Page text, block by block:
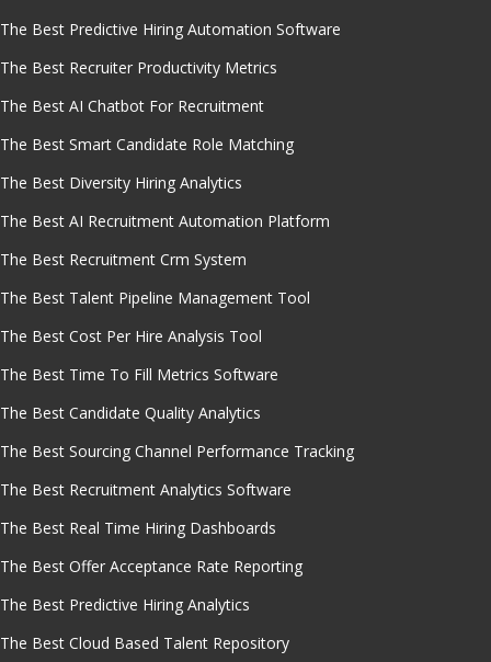
The Best Predictive Hiring Automation Software
The Best Recruiter Productivity Metrics
The Best AI Chatbot For Recruitment
The Best Smart Candidate Role Matching
The Best Diversity Hiring Analytics
The Best AI Recruitment Automation Platform
The Best Recruitment Crm System
The Best Talent Pipeline Management Tool
The Best Cost Per Hire Analysis Tool
The Best Time To Fill Metrics Software
The Best Candidate Quality Analytics
The Best Sourcing Channel Performance Tracking
The Best Recruitment Analytics Software
The Best Real Time Hiring Dashboards
The Best Offer Acceptance Rate Reporting
The Best Predictive Hiring Analytics
The Best Cloud Based Talent Repository